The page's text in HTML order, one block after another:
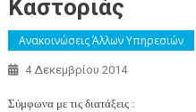
Καστοριάς
Ανακοινώσεις Άλλων Υπηρεσιών
4 Δεκεμβρίου 2014
Σύμφωνα με τις διατάξεις :